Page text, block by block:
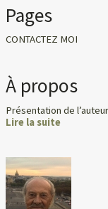
Pages
CONTACTEZ MOI
À propos
Présentation de
Lire la suite